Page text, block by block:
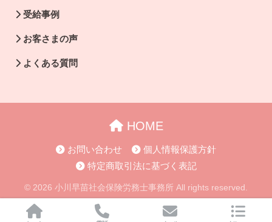
受給事例
お客さまの声
よくある質問
HOME
お問い合わせ
個人情報保護方針
特定商取引法に基づく表記
© 2026 小川早苗社会保険労務士事務所 All rights reserved.